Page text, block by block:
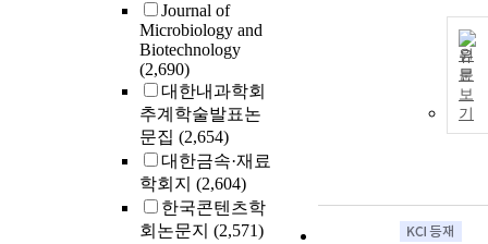
Journal of
Microbiology and
Biotechnology
(2,690)
대한내과학회
추계학술발표논
문집 (2,654)
대한금속·재료
학회지 (2,604)
한국콘텐츠학
회논문지 (2,571)
원
문
보
기